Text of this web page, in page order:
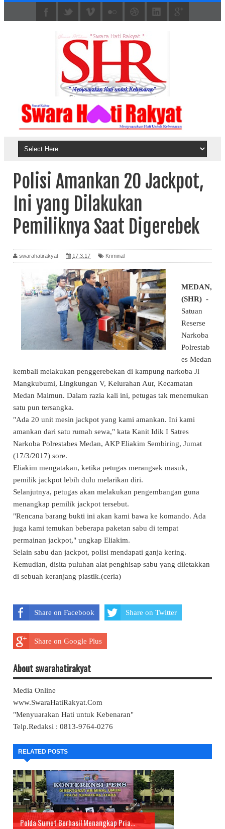
Polisi Amankan 20 Jackpot,
Ini yang Dilakukan
Pemiliknya Saat Digerebek
swarahatirakyat 17.3.17 Kriminal
MEDAN,
(SHR) -
Satuan
Reserse
Narkoba
Polrestab
es Medan
kembali melakukan penggerebekan di kampung narkoba Jl
Mangkubumi, Lingkungan V, Kelurahan Aur, Kecamatan
Medan Maimun. Dalam razia kali ini, petugas tak menemukan
satu pun tersangka.
"Ada 20 unit mesin jackpot yang kami amankan. Ini kami
amankan dari satu rumah sewa," kata Kanit Idik I Satres
Narkoba Polrestabes Medan, AKP Eliakim Sembiring, Jumat
(17/3/2017) sore.
Eliakim mengatakan, ketika petugas merangsek masuk,
pemilik jackpot lebih dulu melarikan diri.
Selanjutnya, petugas akan melakukan pengembangan guna
menangkap pemilik jackpot tersebut.
"Rencana barang bukti ini akan kami bawa ke komando. Ada
juga kami temukan beberapa paketan sabu di tempat
permainan jackpot," ungkap Eliakim.
Selain sabu dan jackpot, polisi mendapati ganja kering.
Kemudian, disita puluhan alat penghisap sabu yang diletakkan
di sebuah keranjang plastik.(ceria)
Share on Facebook Share on Twitter
Share on Google Plus
About swarahatirakyat
Media Online
www.SwaraHatiRakyat.Com
"Menyuarakan Hati untuk Kebenaran"
Telp.Redaksi : 0813-9764-0276
RELATED POSTS
Polda Sumut Berhasil Menangkap Pria...